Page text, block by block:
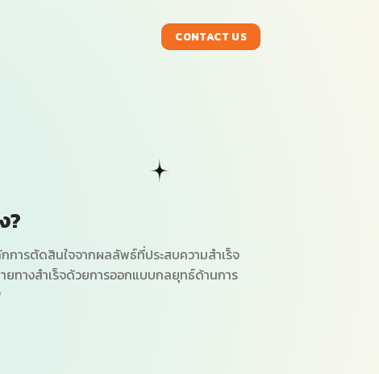
CONTACT US
?
ารตัดสินใจจากผลลัพธ์ที่ประสบความสำเร็จ
ทางสำเร็จด้วยการออกแบบกลยุทธ์ด้านการ